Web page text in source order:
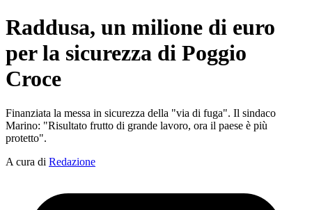
Raddusa, un milione di euro
per la sicurezza di Poggio
Croce
Finanziata la messa in sicurezza della "via di fuga". Il sindaco
Marino: "Risultato frutto di grande lavoro, ora il paese è più
protetto".
A cura di Redazione